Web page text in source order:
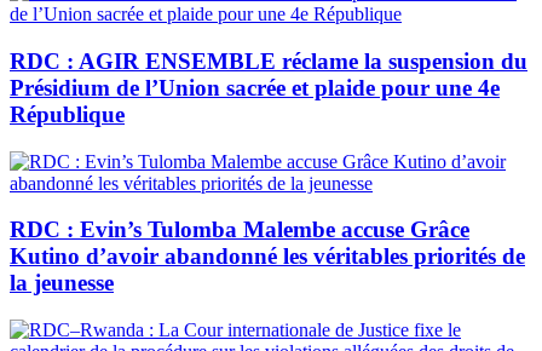
RDC : AGIR ENSEMBLE réclame la suspension du
Présidium de l’Union sacrée et plaide pour une 4e
République
RDC : Evin’s Tulomba Malembe accuse Grâce
Kutino d’avoir abandonné les véritables priorités de
la jeunesse